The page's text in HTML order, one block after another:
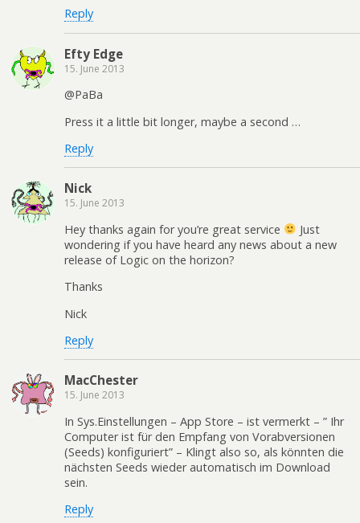
Reply
Efty Edge
15. June 2013
@PaBa
Press it a little bit longer, maybe a second …
Reply
Nick
15. June 2013
Hey thanks again for you’re great service
Just
wondering if you have heard any news about a new
release of Logic on the horizon?
Thanks
Nick
Reply
MacChester
15. June 2013
In Sys.Einstellungen – App Store – ist vermerkt – ” Ihr
Computer ist für den Empfang von Vorabversionen
(Seeds) konfiguriert” – Klingt also so, als könnten die
nächsten Seeds wieder automatisch im Download
sein.
Reply